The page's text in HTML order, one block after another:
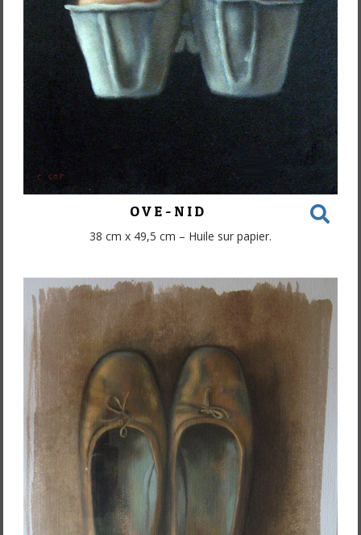
OVE-NID
38 cm x 49,5 cm – Huile sur papier.